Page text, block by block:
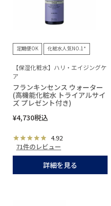
定期便OK 化粧水人気NO.1*
【保湿化粧水】ハリ・エイジングケ
ア
フランキンセンス ウォーター
(高機能化粧水 トライアルサイ
ズ プレゼント付き)
¥4,730税込
4.92
71件のレビュー
詳細を見る